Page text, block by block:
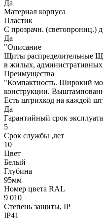
Да
Материал корпуса
Пластик
С прозрачн. (светопрониц.)
Да
"Описание
Щиты распределительные
в жилых,
Преимущества
"Компактность. Широкий
конструкции.
Есть штрихкод на каждой
Да
Гарантийный срок
5
Срок службы ,лет
10
Цвет
Белый
Глубина
95мм
Номер цвета RAL
9 010
Степень защиты, IP
IP41